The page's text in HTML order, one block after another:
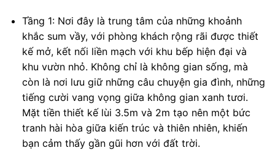
Tầng 1: Nơi đây là trung tâm của những khoảnh
khắc sum vầy, với phòng khách rộng rãi được thiết
kế mở, kết nối liền mạch với khu bếp hiện đại và
khu vườn nhỏ. Không chỉ là không gian sống, mà
còn là nơi lưu giữ những câu chuyện gia đình, những
tiếng cười vang vọng giữa không gian xanh tươi.
Mặt tiền thiết kế lùi 3.5m và 2m tạo nên một bức
tranh hài hòa giữa kiến trúc và thiên nhiên, khiến
bạn cảm thấy gần gũi hơn với đất trời.